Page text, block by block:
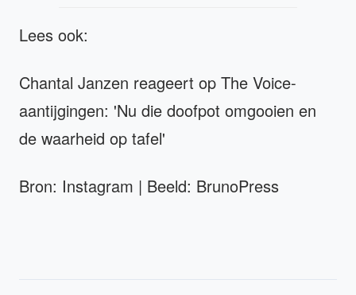
Lees ook:
Chantal Janzen reageert op The Voice-
aantijgingen: 'Nu die doofpot omgooien en
de waarheid op tafel'
Bron: Instagram | Beeld: BrunoPress